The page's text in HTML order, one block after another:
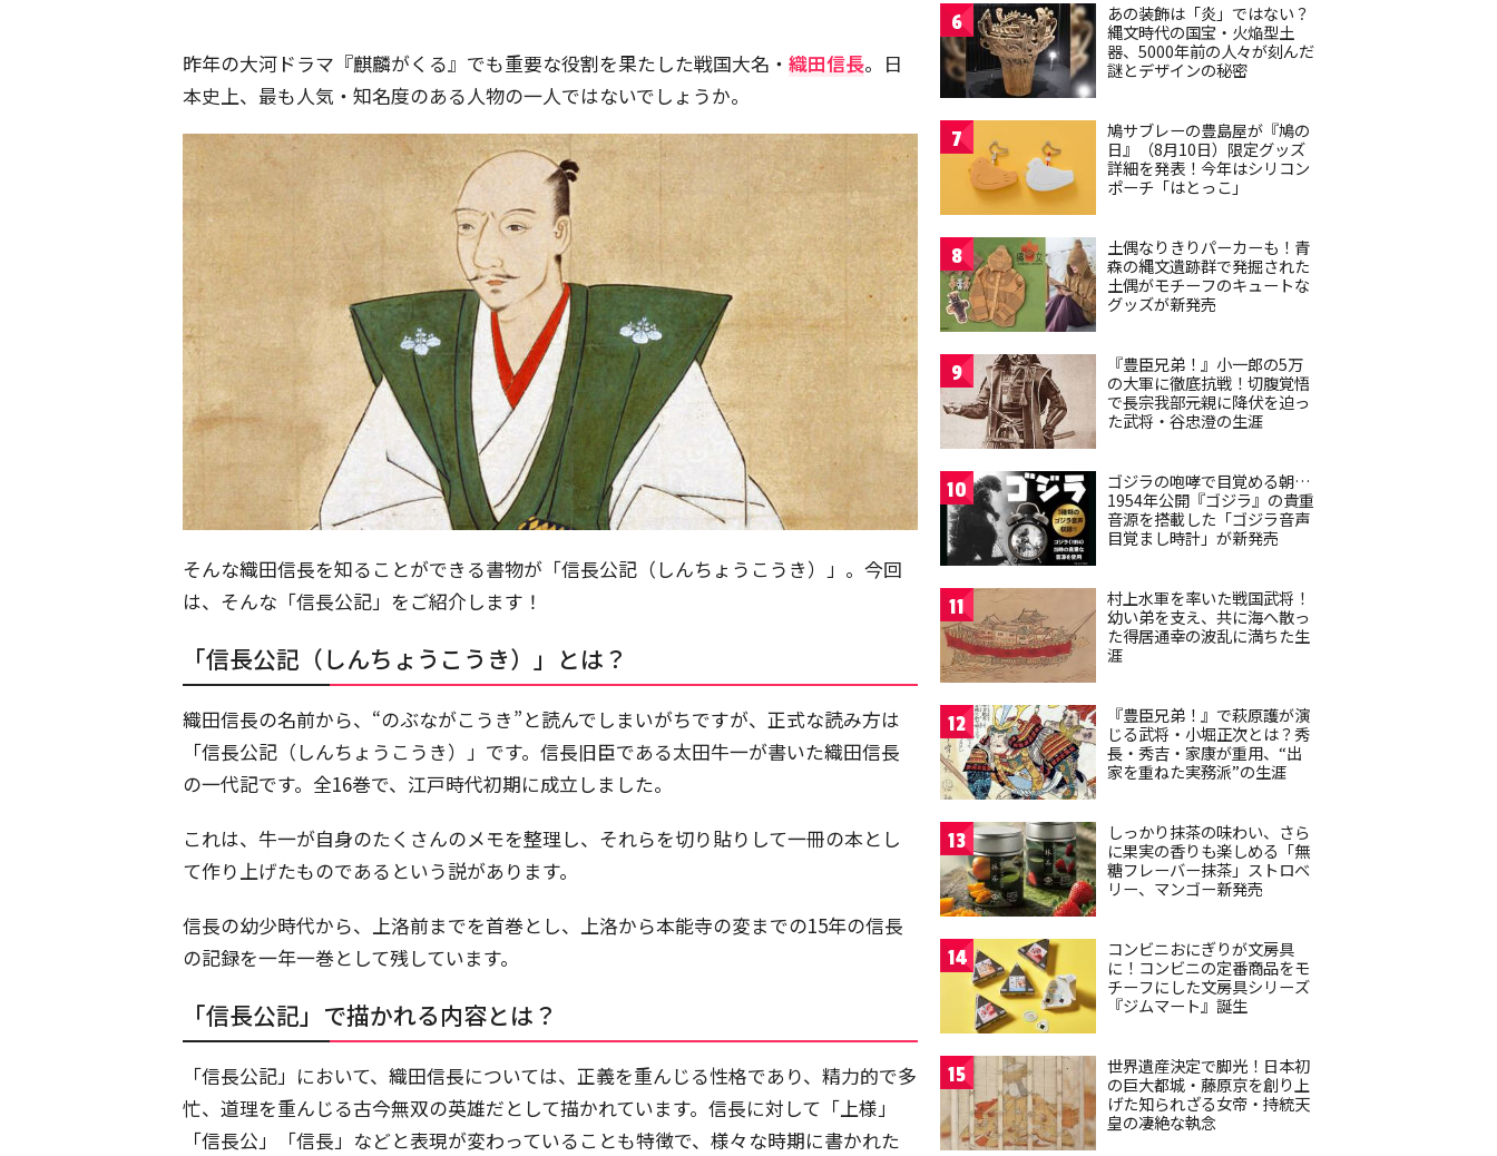
昨年の大河ドラマ『麒麟がくる』でも重要な役割を果たした戦国大名・ 織田信長。日
本史上、最も人気・知名度のある人物の一人ではないでしょうか。
そんな織田信長を知ることができる書物が「信長公記（しんちょうこうき）」。今回
は、そんな「信長公記」をご紹介します！
「信長公記（しんちょうこうき）」とは？
織田信長の名前から、“のぶながこうき”と読んでしまいがちですが、正式な読み方は
「信長公記（しんちょうこうき）」です。信長旧臣である太田牛一が書いた織田信長
の一代記です。全16巻で、江戸時代初期に成立しました。
これは、牛一が自身のたくさんのメモを整理し、それらを切り貼りして一冊の本とし
て作り上げたものであるという説があります。
信長の幼少時代から、上洛前までを首巻とし、上洛から本能寺の変までの15年の信長
の記録を一年一巻として残しています。
「信長公記」で描かれる内容とは？
「信長公記」において、織田信長については、正義を重んじる性格であり、精力的で多
忙、道理を重んじる古今無双の英雄だとして描かれています。信長に対して「上様」
「信長公」「信長」などと表現が変わっていることも特徴で、様々な時期に書かれた
6
あの装飾は「炎」ではない？
縄文時代の国宝・火焔型土
器、5000年前の人々が刻んだ
謎とデザインの秘密
7
鳩サブレーの豊島屋が『鳩の
日』（8月10日）限定グッズ
詳細を発表！今年はシリコン
ポーチ「はとっこ」
8
土偶なりきりパーカーも！青
森の縄文遺跡群で発掘された
土偶がモチーフのキュートな
グッズが新発売
9
『豊臣兄弟！』小一郎の5万
の大軍に徹底抗戦！切腹覚悟
で長宗我部元親に降伏を迫っ
た武将・谷忠澄の生涯
10
ゴジラの咆哮で目覚める朝…
1954年公開『ゴジラ』の貴重
音源を搭載した「ゴジラ音声
目覚まし時計」が新発売
11
村上水軍を率いた戦国武将！
幼い弟を支え、共に海へ散っ
た得居通幸の波乱に満ちた生
涯
12
『豊臣兄弟！』で萩原護が演
じる武将・小堀正次とは？秀
長・秀吉・家康が重用、“出
家を重ねた実務派”の生涯
13
しっかり抹茶の味わい、さら
に果実の香りも楽しめる「無
糖フレーバー抹茶」ストロベ
リー、マンゴー新発売
14
コンビニおにぎりが文房具
に！コンビニの定番商品をモ
チーフにした文房具シリーズ
『ジムマート』誕生
15
世界遺産決定で脚光！日本初
の巨大都城・藤原京を創り上
げた知られざる女帝・持統天
皇の凄絶な執念